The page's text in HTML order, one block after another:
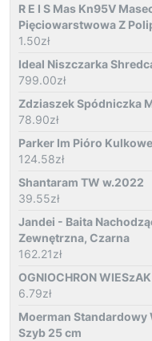
R E I S Mas Kn95V
Pięciowarstwowa Z
1.50zł
Ideal Niszczarka
799.00zł
Zdziaszek Spódniczka
78.90zł
Parker Im Pióro
124.58zł
Shantaram TW w.2022
39.55zł
Jandei - Baita
Zewnętrzna, Czarna
162.21zł
OGNIOCHRON
6.79zł
Moerman Standardowy
Szyb 25 cm